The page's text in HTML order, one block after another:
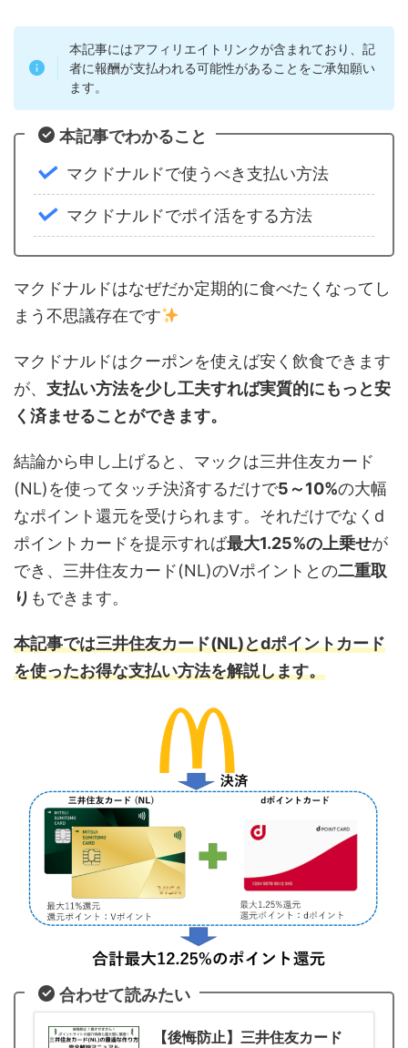
本記事にはアフィリエイトリンクが含まれており、記
者に報酬が支払われる可能性があることをご承知願い
ます。
本記事でわかること
マクドナルドで使うべき支払い方法
マクドナルドでポイ活をする方法
マクドナルドはなぜだか定期的に食べたくなってし
まう不思議存在です
マクドナルドはクーポンを使えば安く飲食できます
が、 支払い方法を少し工夫すれば実質的にもっと安
く済ませることができます。
結論から申し上げると、マックは三井住友カード
(NL)を使ってタッチ決済するだけで5～10%の大幅
なポイント還元を受けられます。それだけでなくd
ポイントカードを提示すれば最大1.25%の上乗せが
でき、三井住友カード(NL)のVポイントとの二重取
り もできます。
本記事では三井住友カード(NL)とdポイントカード
を使ったお得な支払い方法を解説します。
合わせて読みたい
【後悔防止】三井住友カード